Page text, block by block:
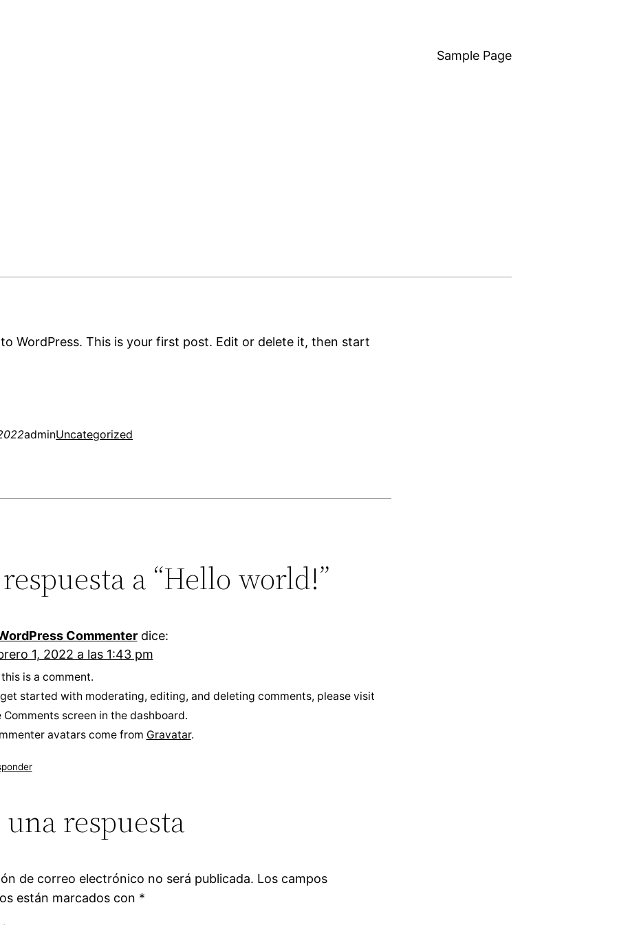
Sample Page
WordPress. This is your first post. Edit or delete it, then start
adminUncategorized
a “Hello world!”
Commenter dice:
1, 2022 a las 1:43 pm
this is a comment.
started with moderating, editing, and deleting comments, please visit
Comments screen in the dashboard.
avatars come from Gravatar.
una respuesta
de correo electrónico no será publicada. Los campos
están marcados con *